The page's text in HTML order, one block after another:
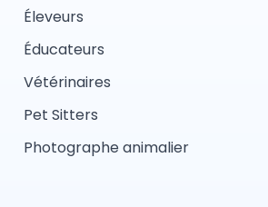
Éleveurs
Éducateurs
Vétérinaires
Pet Sitters
Photographe animalier